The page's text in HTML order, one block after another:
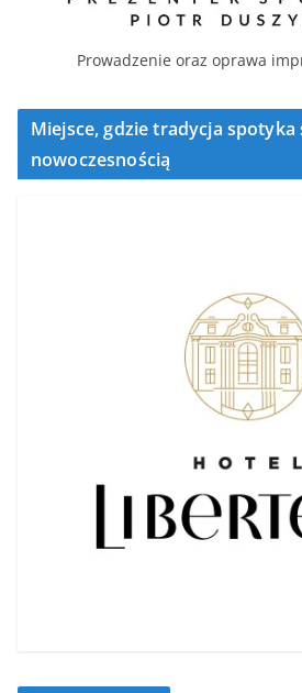
Prowadzenie oraz oprawa
Miejsce, gdzie tradycja spotyka
nowoczesnością